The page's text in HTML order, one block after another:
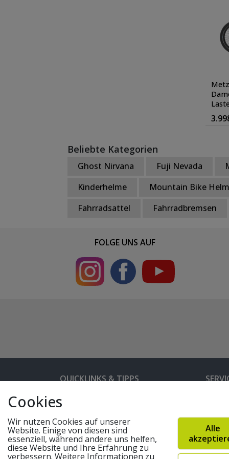
Beliebte Kategorien
Ghost Nirvana Fuji Nevada
Kinderhelme
Mountain Bike Helm
Fahrradsattel
Fahrradbremsen
FOLGE UNS AUF
QUICKLINKS & TIPPS
Partnerprogramm
Marken
Cookies
Wir nutzen Cookies auf unserer
Website. Einige von diesen sind
essenziell, während andere uns helfen,
diese Website und Ihre Erfahrung zu
verbessern. Weitere Informationen zu
Alle